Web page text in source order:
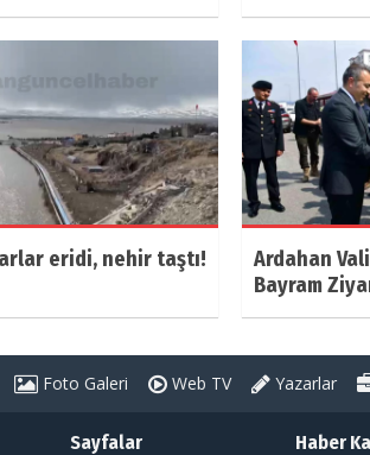
eridi, nehir taştı!
Ardahan
Bayram
Foto Galeri Web TV Yazarlar
Sayfalar Haber